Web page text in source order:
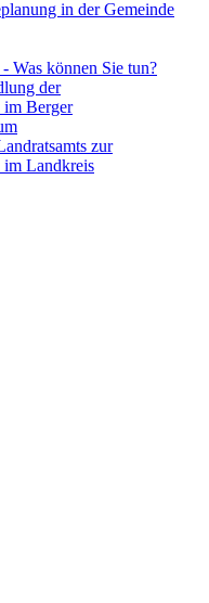
in der Gemeinde
Was können Sie tun?
der
Berger
zur
Landkreis